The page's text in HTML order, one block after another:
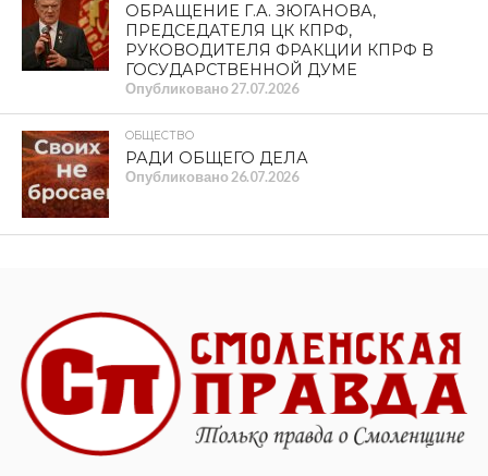
ОБРАЩЕНИЕ Г.А. ЗЮГАНОВА,
ПРЕДСЕДАТЕЛЯ ЦК КПРФ,
РУКОВОДИТЕЛЯ ФРАКЦИИ КПРФ В
ГОСУДАРСТВЕННОЙ ДУМЕ
Опубликовано 27.07.2026
ОБЩЕСТВО
РАДИ ОБЩЕГО ДЕЛА
Опубликовано 26.07.2026